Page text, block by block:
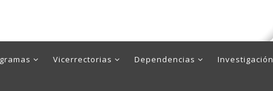
Vicerrectorias Dependencias Investigación